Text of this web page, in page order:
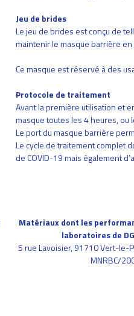
Jeu de brides
Le jeu de brides est conçu de
maintenir le masque barrière
Ce masque est réservé à des
Protocole de traitement
Avant la première utilisation et
masque toutes les 4 heures,
Le port du masque barrière
Le cycle de traitement complet
de COVID-19 mais également
Matériaux dont les
laboratoires de
5 rue Lavoisier, 91710 Vert-
MNRBC/